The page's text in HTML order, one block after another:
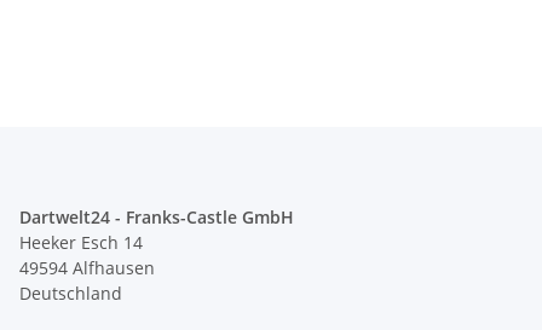
Dartwelt24 - Franks-Castle GmbH
Heeker Esch 14
49594 Alfhausen
Deutschland